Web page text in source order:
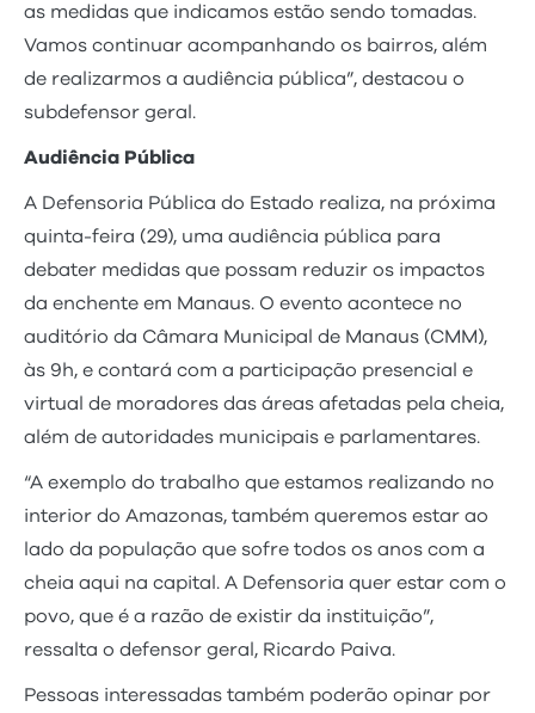
as medidas que indicamos estão sendo tomadas.
Vamos continuar acompanhando os bairros, além
de realizarmos a audiência pública”, destacou o
subdefensor geral.
Audiência Pública
A Defensoria Pública do Estado realiza, na próxima
quinta-feira (29), uma audiência pública para
debater medidas que possam reduzir os impactos
da enchente em Manaus. O evento acontece no
auditório da Câmara Municipal de Manaus (CMM),
às 9h, e contará com a participação presencial e
virtual de moradores das áreas afetadas pela cheia,
além de autoridades municipais e parlamentares.
“A exemplo do trabalho que estamos realizando no
interior do Amazonas, também queremos estar ao
lado da população que sofre todos os anos com a
cheia aqui na capital. A Defensoria quer estar com o
povo, que é a razão de existir da instituição”,
ressalta o defensor geral, Ricardo Paiva.
Pessoas interessadas também poderão opinar por